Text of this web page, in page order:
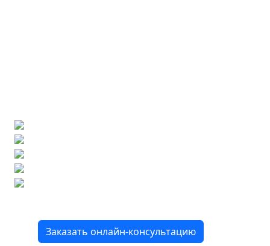
Заказать онлайн-консультацию